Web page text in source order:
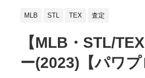
MLB STL TEX 査定
【MLB・STL/
ー(2023)【パワプ